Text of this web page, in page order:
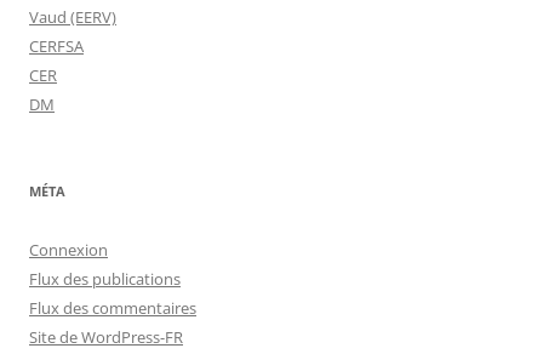
Vaud (EERV)
CERFSA
CER
DM
MÉTA
Connexion
Flux des publications
Flux des commentaires
Site de WordPress-FR